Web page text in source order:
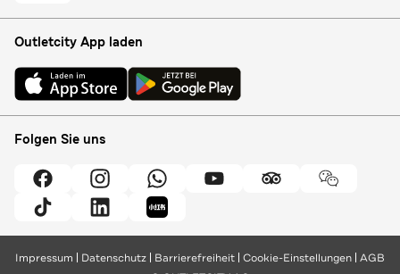
Outletcity App laden
Folgen Sie uns
Impressum Datenschutz Barrierefreiheit Cookie-Einstellungen AGB